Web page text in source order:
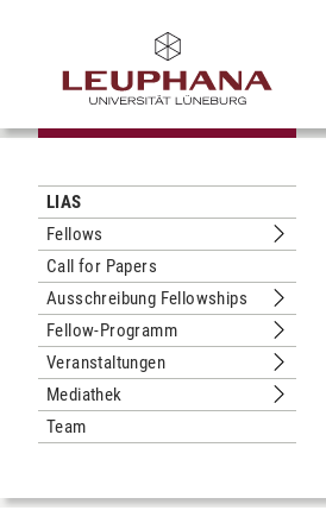
LIAS
Fellows
Call for Papers
Ausschreibung Fellowships
Fellow-Programm
Veranstaltungen
Mediathek
Team